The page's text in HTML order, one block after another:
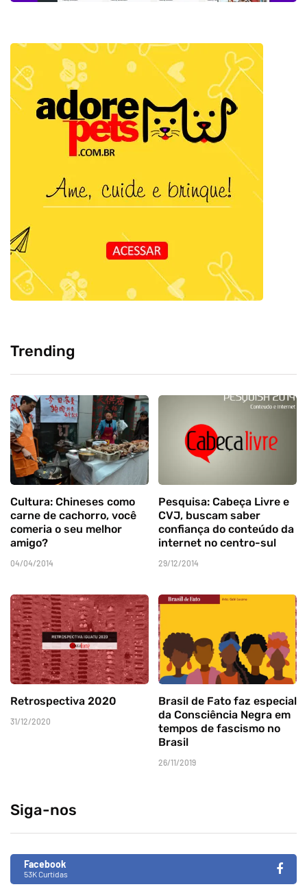
Trending
Cultura: Chineses como
carne de cachorro, você
comeria o seu melhor
amigo?
04/04/2014
Pesquisa: Cabeça Livre e
CVJ, buscam saber
confiança do conteúdo da
internet no centro-sul
29/12/2014
Retrospectiva 2020
31/12/2020
Brasil de Fato faz especial
da Consciência Negra em
tempos de fascismo no
Brasil
26/11/2019
Siga-nos
Facebook
53K Curtidas